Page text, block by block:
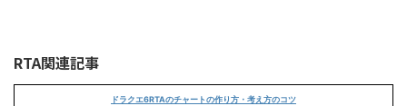
RTA関連記事
ドラクエ6RTAのチャートの作り方・考え方のコツ